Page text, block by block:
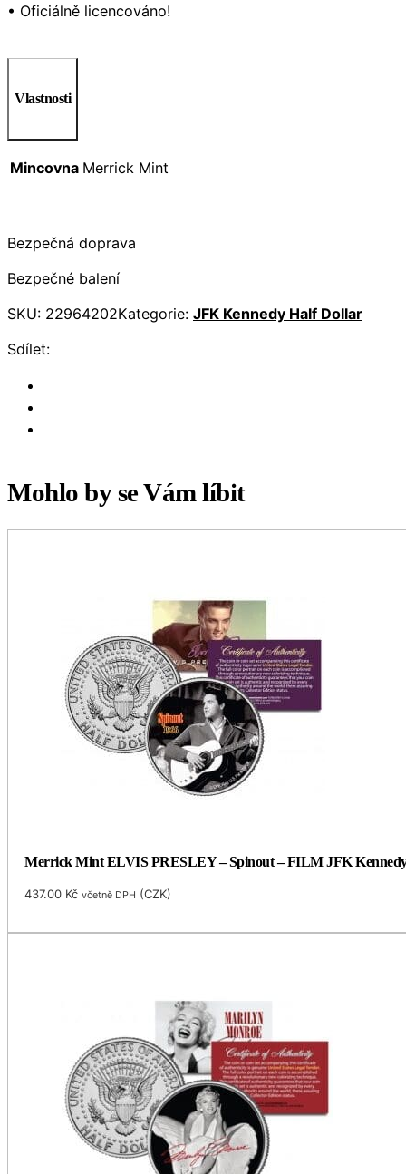
• Oficiálně licencováno!
Vlastnosti
Mincovna Merrick Mint
Bezpečná doprava
Bezpečné balení
SKU: 22964202Kategorie: JFK Kennedy Half Dollar
Sdílet:
Mohlo by se Vám líbit
Merrick Mint ELVIS PRESLEY – Spinout – FILM JFK
437.00 Kč včetně DPH (CZK)